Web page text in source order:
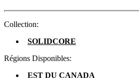
Collection:
SOLIDCORE
Régions Disponibles:
EST DU CANADA